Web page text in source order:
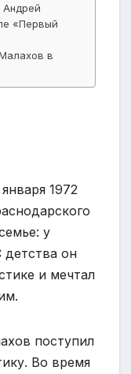
«Первый
в
1972
у
детства он
и мечтал
поступил
Во время